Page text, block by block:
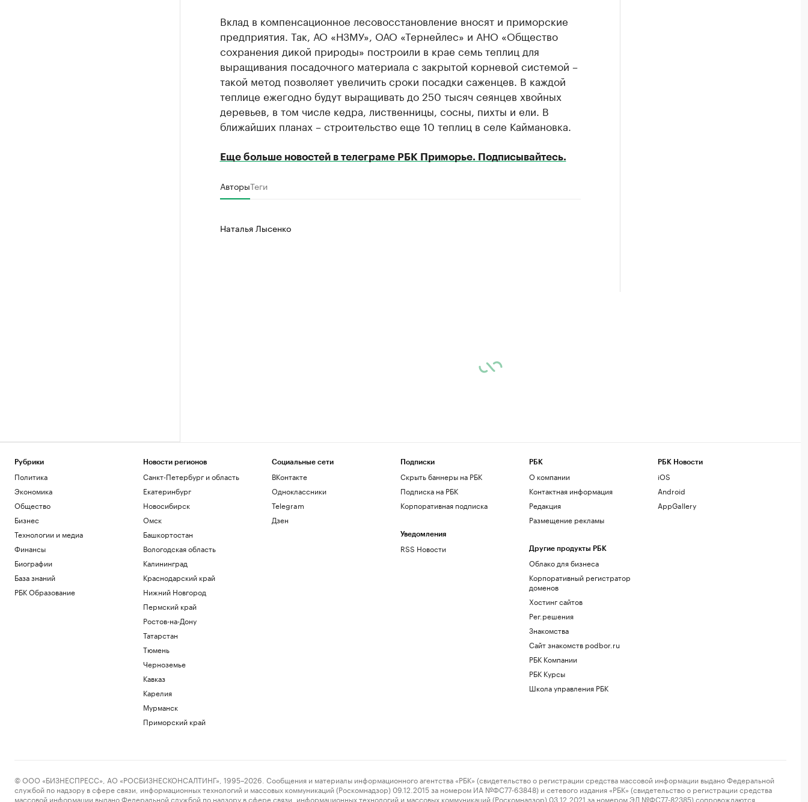
Вклад в компенсационное лесовосстановление вносят и приморские
предприятия. Так, АО «НЗМУ», ОАО «Тернейлес» и АНО «Общество
сохранения дикой природы» построили в крае семь теплиц для
выращивания посадочного материала с закрытой корневой системой –
такой метод позволяет увеличить сроки посадки саженцев. В каждой
теплице ежегодно будут выращивать до 250 тысяч сеянцев хвойных
деревьев, в том числе кедра, лиственницы, сосны, пихты и ели. В
ближайших планах – строительство еще 10 теплиц в селе Каймановка.
Еще больше новостей в телеграме РБК Приморье. Подписывайтесь.
АвторыТеги
Наталья Лысенко
Рубрики
Политика
Экономика
Общество
Бизнес
Технологии и медиа
Финансы
Биографии
База знаний
РБК Образование
Новости регионов
Санкт-Петербург и область
Екатеринбург
Новосибирск
Омск
Башкортостан
Вологодская область
Калининград
Краснодарский край
Нижний Новгород
Пермский край
Ростов-на-Дону
Татарстан
Тюмень
Черноземье
Кавказ
Карелия
Мурманск
Приморский край
Социальные сети
ВКонтакте
Одноклассники
Telegram
Дзен
Подписки
Скрыть баннеры на РБК
Подписка на РБК
Корпоративная подписка
Уведомления
RSS Новости
РБК
О компании
Контактная информация
Редакция
Размещение рекламы
Другие продукты РБК
Облако для бизнеса
Корпоративный регистратор
доменов
Хостинг сайтов
Рег.решения
Знакомства
Сайт знакомств podbor.ru
РБК Компании
РБК Курсы
Школа управления РБК
РБК Новости
iOS
Android
AppGallery
© ООО «БИЗНЕСПРЕСС», АО «РОСБИЗНЕСКОНСАЛТИНГ», 1995–2026. Сообщения и материалы информационного агентства «РБК» (свидетельство о регистрации средства массовой информации выдано Федеральной
службой по надзору в сфере связи, информационных технологий и массовых коммуникаций (Роскомнадзор) 09.12.2015 за номером ИА №ФС77-63848) и сетевого издания «РБК» (свидетельство о регистрации средства
массовой информации выдано Федеральной службой по надзору в сфере связи, информационных технологий и массовых коммуникаций (Роскомнадзор) 03.12.2021 за номером ЭЛ №ФС77-82385) сопровождаются